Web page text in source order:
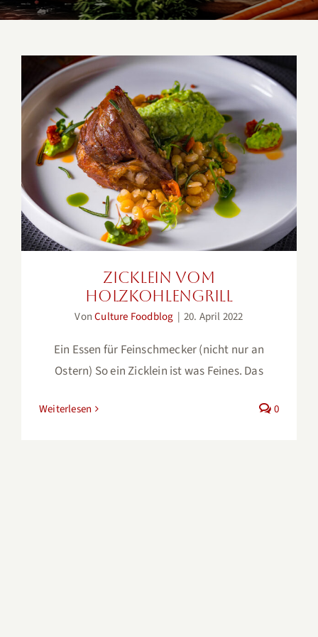
Zicklein vom Holzkohlengrill
Zicklein vom
Holzkohlengrill
VonCulture Foodblog | 20. April 2022
Ein Essen für Feinschmecker (nicht nur an
Ostern) So ein Zicklein ist was Feines. Das
Weiterlesen 0